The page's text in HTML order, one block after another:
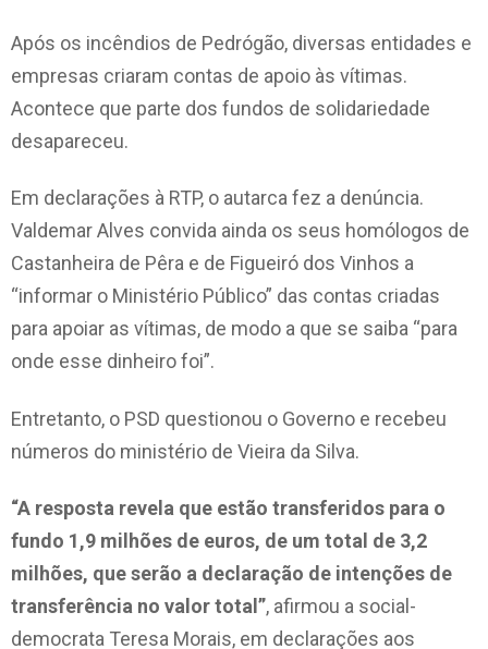
Após os incêndios de Pedrógão, diversas entidades e
empresas criaram contas de apoio às vítimas.
Acontece que parte dos fundos de solidariedade
desapareceu.
Em declarações à RTP, o autarca fez a denúncia.
Valdemar Alves convida ainda os seus homólogos de
Castanheira de Pêra e de Figueiró dos Vinhos a
“informar o Ministério Público” das contas criadas
para apoiar as vítimas, de modo a que se saiba “para
onde esse dinheiro foi”.
Entretanto, o PSD questionou o Governo e recebeu
números do ministério de Vieira da Silva.
“A resposta revela que estão transferidos para o
fundo 1,9 milhões de euros, de um total de 3,2
milhões, que serão a declaração de intenções de
transferência no valor total”, afirmou a social-
democrata Teresa Morais, em declarações aos